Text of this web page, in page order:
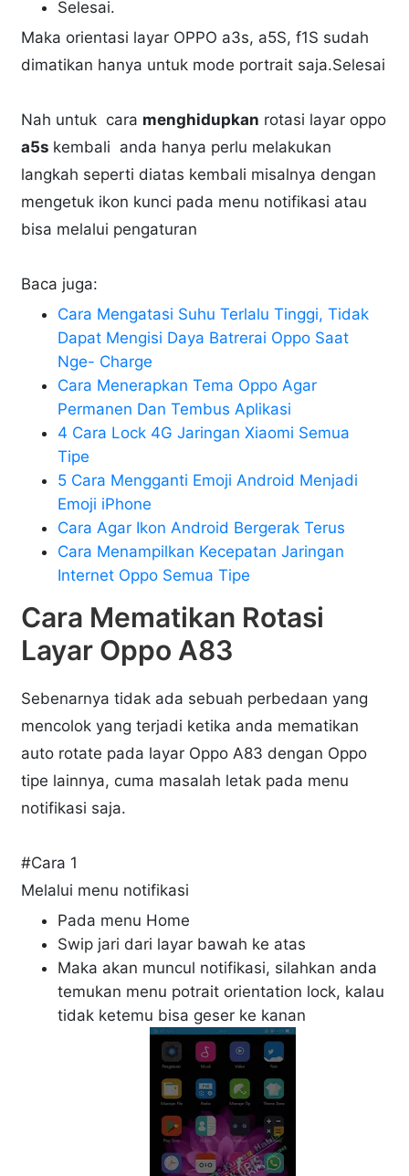
Selesai.
Maka orientasi layar OPPO a3s, a5S, f1S sudah
dimatikan hanya untuk mode portrait saja.Selesai
Nah untuk cara menghidupkan rotasi layar oppo
a5s kembali anda hanya perlu melakukan
langkah seperti diatas kembali misalnya dengan
mengetuk ikon kunci pada menu notifikasi atau
bisa melalui pengaturan
Baca juga:
Cara Mengatasi Suhu Terlalu Tinggi, Tidak
Dapat Mengisi Daya Batrerai Oppo Saat
Nge- Charge
Cara Menerapkan Tema Oppo Agar
Permanen Dan Tembus Aplikasi
4 Cara Lock 4G Jaringan Xiaomi Semua
Tipe
5 Cara Mengganti Emoji Android Menjadi
Emoji iPhone
Cara Agar Ikon Android Bergerak Terus
Cara Menampilkan Kecepatan Jaringan
Internet Oppo Semua Tipe
Cara Mematikan Rotasi
Layar Oppo A83
Sebenarnya tidak ada sebuah perbedaan yang
mencolok yang terjadi ketika anda mematikan
auto rotate pada layar Oppo A83 dengan Oppo
tipe lainnya, cuma masalah letak pada menu
notifikasi saja.
#Cara 1
Melalui menu notifikasi
Pada menu Home
Swip jari dari layar bawah ke atas
Maka akan muncul notifikasi, silahkan anda
temukan menu potrait orientation lock, kalau
tidak ketemu bisa geser ke kanan